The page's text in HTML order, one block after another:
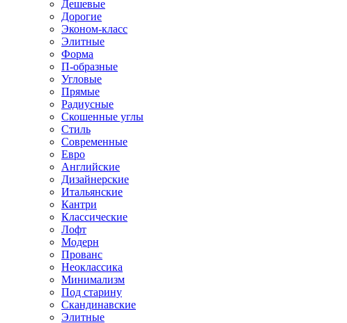
Дешевые
Дорогие
Эконом-класс
Элитные
Форма
П-образные
Угловые
Прямые
Радиусные
Скошенные углы
Стиль
Современные
Евро
Английские
Дизайнерские
Итальянские
Кантри
Классические
Лофт
Модерн
Прованс
Неоклассика
Минимализм
Под старину
Скандинавские
Элитные